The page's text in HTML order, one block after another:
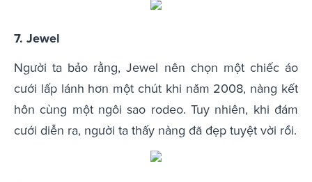
7. Jewel
Người ta bảo rằng, Jewel nên chọn một chiếc áo
cưới lấp lánh hơn một chút khi năm 2008, nàng kết
hôn cùng một ngôi sao rodeo. Tuy nhiên, khi đám
cưới diễn ra, người ta thấy nàng đã đẹp tuyệt vời rồi.